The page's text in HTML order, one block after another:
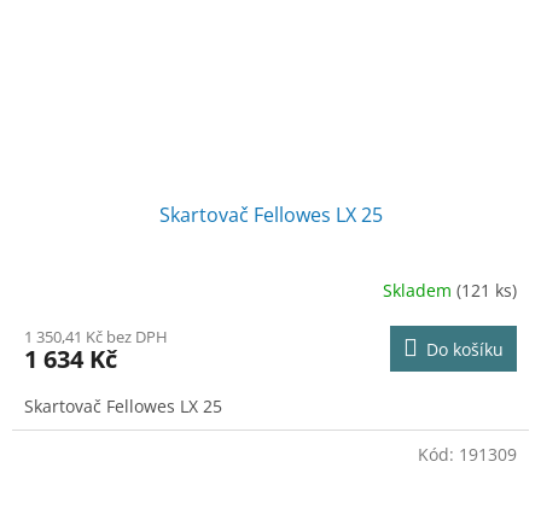
Skartovač Fellowes LX 25
Skladem (121 ks)
1 350,41 Kč bez DPH
1 634 Kč Do košíku
Skartovač Fellowes LX 25
Kód: 191309